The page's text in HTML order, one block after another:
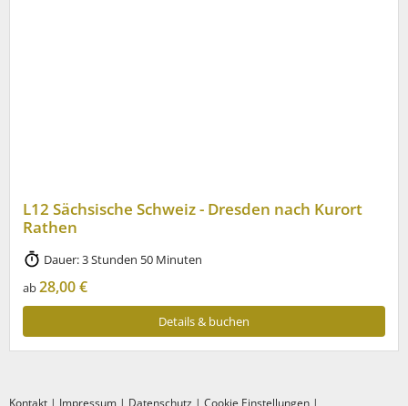
L12 Sächsische Schweiz - Dresden nach Kurort
Rathen
Dauer: 3 Stunden 50 Minuten
ab28,00 €
Details & buchen
Kontakt | Impressum | Datenschutz | Cookie Einstellungen |